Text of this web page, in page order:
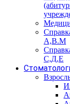
А,В.М
С,Д,Е